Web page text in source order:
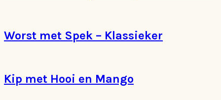
Worst met Spek – Klassieker
Kip met Hooi en Mango